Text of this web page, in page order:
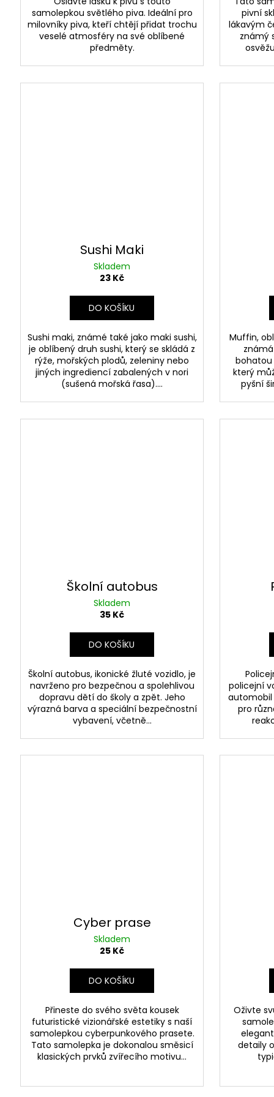
samolepkou světlého piva. Ideální pro
milovníky piva, kteří chtějí přidat trochu
veselé atmosféry na své oblíbené
předměty.
pivní
lákavým
známý
Sushi Maki
Skladem
23 Kč
DO KOŠÍKU
Sushi maki, známé také jako maki sushi,
je oblíbený druh sushi, který se skládá z
rýže, mořských plodů, zeleniny nebo
jiných ingrediencí zabalených v nori
(sušená mořská řasa)....
Muffin,
bohatou
který
pyšní
Školní autobus
Skladem
35 Kč
DO KOŠÍKU
Školní autobus, ikonické žluté vozidlo, je
navrženo pro bezpečnou a spolehlivou
dopravu dětí do školy a zpět. Jeho
výrazná barva a speciální bezpečnostní
vybavení, včetně...
policejní
automobil
pro
Cyber prase
Skladem
25 Kč
DO KOŠÍKU
Přineste do svého světa kousek
futuristické vizionářské estetiky s naší
samolepkou cyberpunkového prasete.
Tato samolepka je dokonalou směsicí
klasických prvků zvířecího motivu...
Oživte
detaily